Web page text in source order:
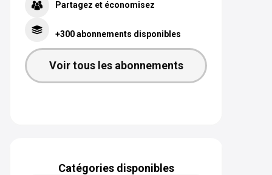
Partagez et économisez
+300 abonnements disponibles
Voir tous les abonnements
Catégories disponibles